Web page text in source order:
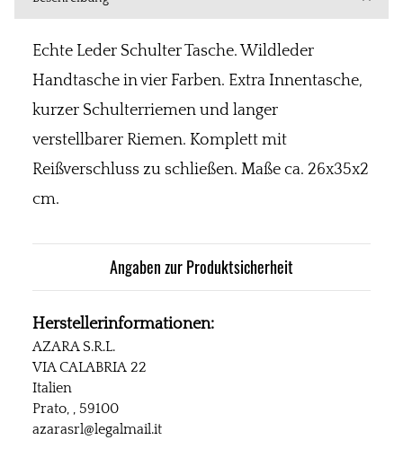
Echte Leder Schulter Tasche. Wildleder
Handtasche in vier Farben. Extra Innentasche,
kurzer Schulterriemen und langer
verstellbarer Riemen. Komplett mit
Reißverschluss zu schließen. Maße ca. 26x35x2
cm.
Angaben zur Produktsicherheit
Herstellerinformationen:
AZARA S.R.L.
VIA CALABRIA 22
Italien
Prato, , 59100
azarasrl@legalmail.it